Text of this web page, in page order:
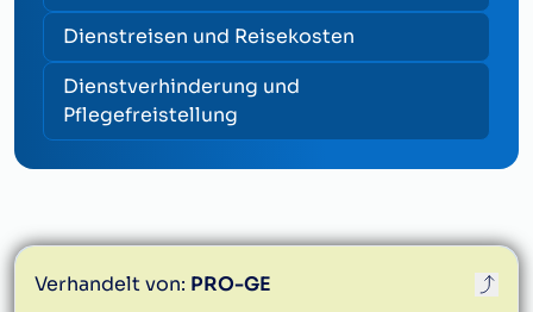
Dienstreisen und Reisekosten
Dienstverhinderung und
Pflegefreistellung
Verhandelt von: PRO-GE